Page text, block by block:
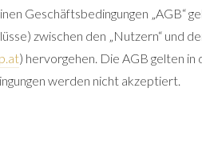
Geschäftsbedingungen „AGB“
zwischen den „Nutzern“ und
) hervorgehen. Die AGB gelten in
werden nicht akzeptiert.